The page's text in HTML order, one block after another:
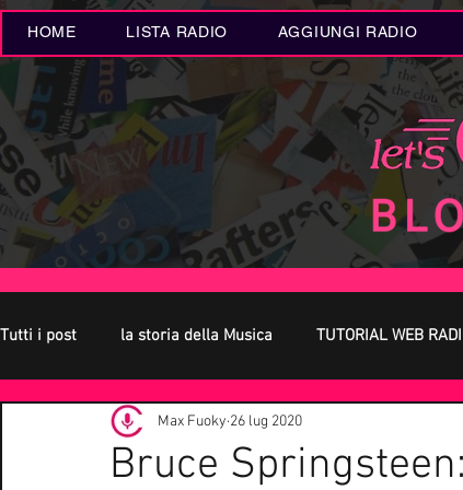
HOME LISTA RADIO AGGIUNGI RADIO
Tutti i post la storia della Musica TUTORIAL WEB
Concerti Live Eventi MUSICA
Bruce
Max Fuoky 26 lug 2020